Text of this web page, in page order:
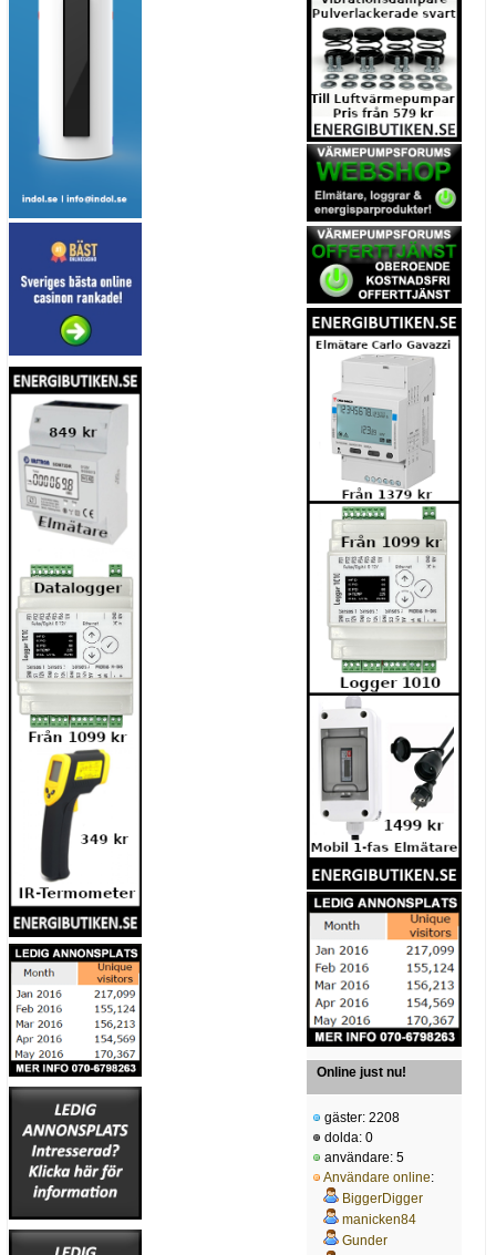
Online just nu!
gäster: 2208
dolda: 0
användare: 5
Användare online:
BiggerDigger
manicken84
Gunder